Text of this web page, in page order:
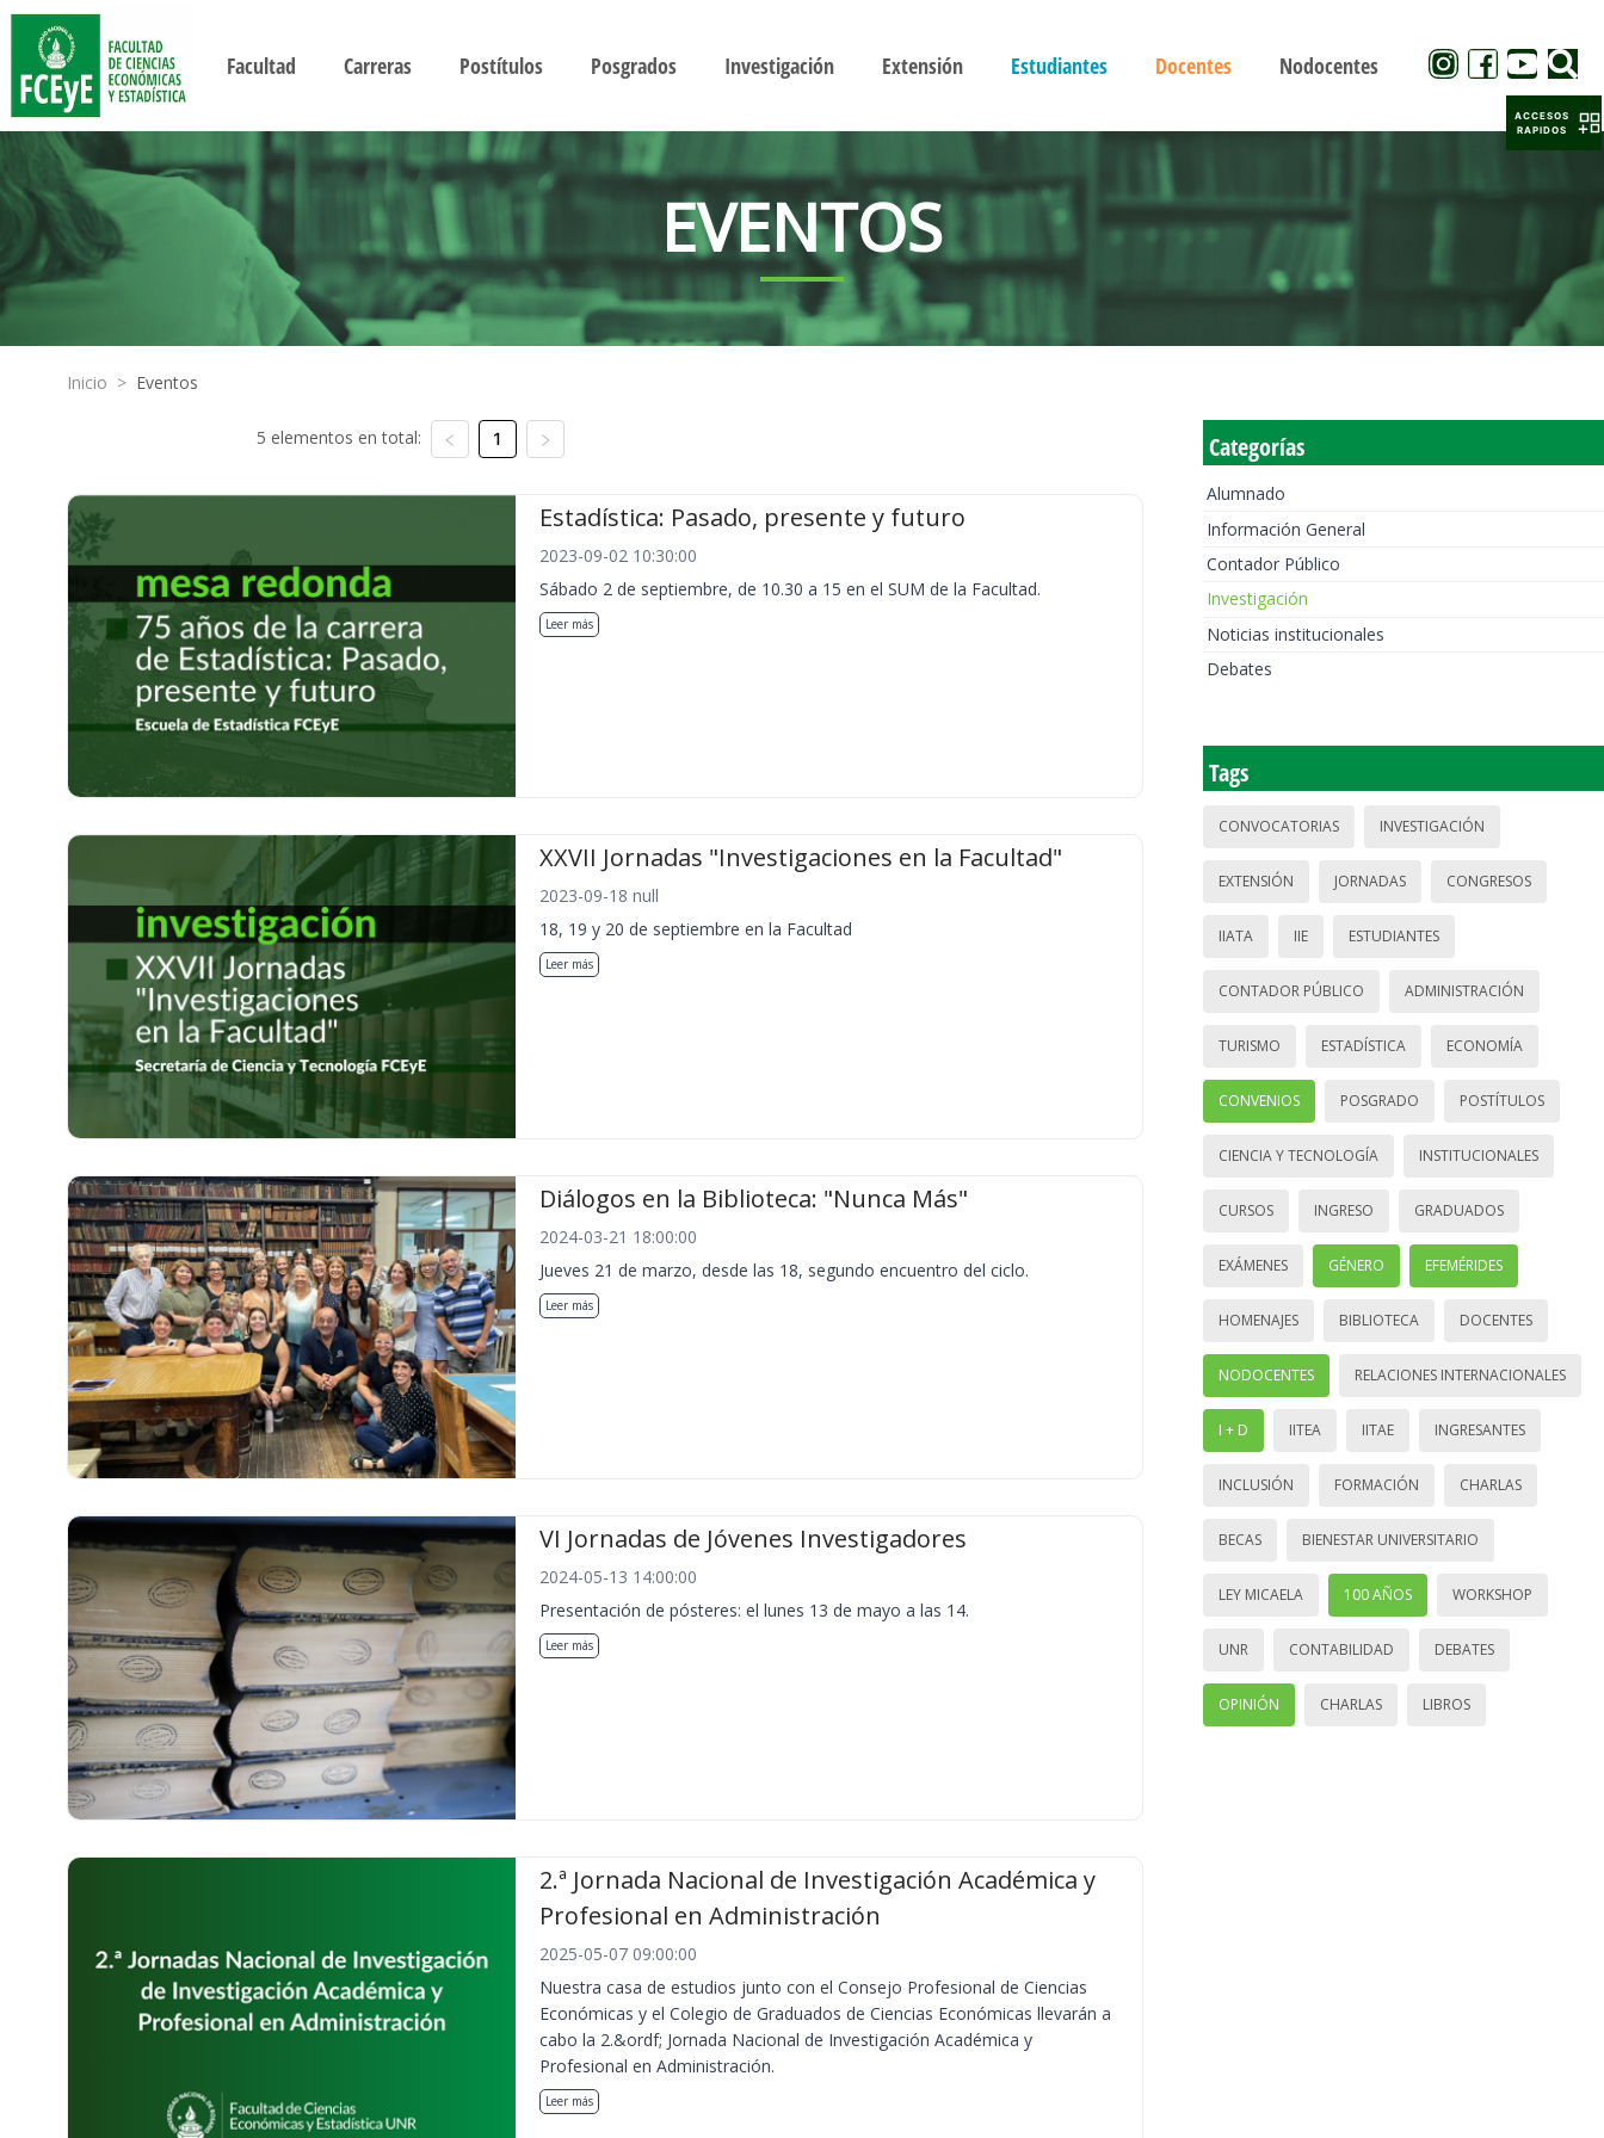
Facultad Carreras Postítulos Posgrados Investigación Extensión Estudiantes Docentes Nodocentes
EVENTOS
Inicio > Eventos
5 elementos en total: 1
Estadística: Pasado, presente y futuro
2023-09-02 10:30:00
Sábado 2 de septiembre, de 10.30 a 15 en el SUM de la Facultad.
Leer más
XXVII Jornadas "Investigaciones en la Facultad"
2023-09-18 null
18, 19 y 20 de septiembre en la Facultad
Leer más
Diálogos en la Biblioteca: "Nunca Más"
2024-03-21 18:00:00
Jueves 21 de marzo, desde las 18, segundo encuentro del ciclo.
Leer más
VI Jornadas de Jóvenes Investigadores
2024-05-13 14:00:00
Presentación de pósteres: el lunes 13 de mayo a las 14.
Leer más
2.ª Jornada Nacional de Investigación Académica y
Profesional en Administración
2025-05-07 09:00:00
Nuestra casa de estudios junto con el Consejo Profesional de Ciencias
Económicas y el Colegio de Graduados de Ciencias Económicas llevarán a
cabo la 2.&ordf; Jornada Nacional de Investigación Académica y
Profesional en Administración.
Leer más
Categorías
Alumnado
Información General
Contador Público
Investigación
Noticias institucionales
Debates
Tags
CONVOCATORIAS INVESTIGACIÓN
EXTENSIÓN JORNADAS CONGRESOS
IIATA IIE ESTUDIANTES
CONTADOR PÚBLICO ADMINISTRACIÓN
TURISMO ESTADÍSTICA ECONOMÍA
CONVENIOS POSGRADO POSTÍTULOS
CIENCIA Y TECNOLOGÍA INSTITUCIONALES
CURSOS INGRESO GRADUADOS
EXÁMENES GÉNERO EFEMÉRIDES
HOMENAJES BIBLIOTECA DOCENTES
NODOCENTES RELACIONES INTERNACIONALES
I + D IITEA IITAE INGRESANTES
INCLUSIÓN FORMACIÓN CHARLAS
BECAS BIENESTAR UNIVERSITARIO
LEY MICAELA 100 AÑOS WORKSHOP
UNR CONTABILIDAD DEBATES
OPINIÓN CHARLAS LIBROS
ACCESOS
RAPIDOS